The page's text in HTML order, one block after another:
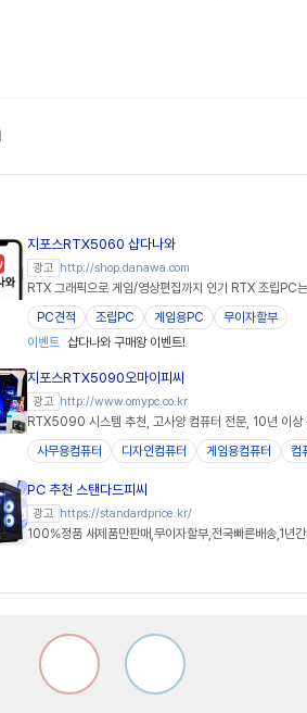
지포스RTX5060 샵다나와
광고 http://shop.danawa.com
RTX 그래픽으로 게임/영상편집까지 인기 RTX 조립PC
PC견적
조립PC 게임용PC
무이자할부
이벤트 샵다나와 구매왕 이벤트!
지포스RTX5090오마이피씨
광고 http://www.omypc.co.kr
RTX5090 시스템 추천, 고사양 컴퓨터 전문, 10년 이상
사무용컴퓨터
디자인컴퓨터 게임용컴퓨터 컴
PC 추천 스탠다드피씨
광고 https://standardprice.kr/
100%정품 새제품만판매,무이자할부,전국빠른배송,1년